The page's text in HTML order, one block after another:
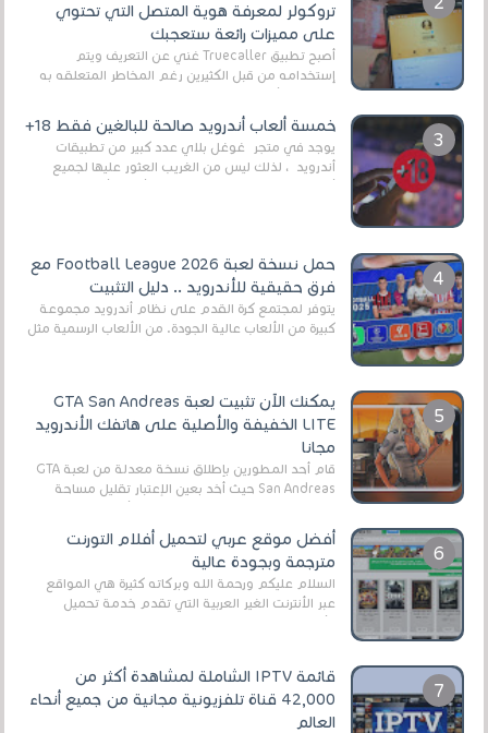
تروكولر لمعرفة هوية المتصل التي تحتوي
على مميزات رائعة ستعجبك
أصبح تطبيق Truecaller غني عن التعريف ويتم
إستخدامه من قبل الكثيرين رغم المخاطر المتعلقه به
خمسة ألعاب أندرويد صالحة للبالغين فقط 18+
يوجد في متجر غوغل بلاي عدد كبير من تطبيقات
أندرويد ، لذلك ليس من الغريب العثور عليها لجميع
حمل نسخة لعبة Football League 2026 مع
فرق حقيقية للأندرويد .. دليل التثبيت
يتوفر لمجتمع كرة القدم على نظام أندرويد مجموعة
كبيرة من الألعاب عالية الجودة. من الألعاب الرسمية مثل
يمكنك الآن تثبيت لعبة GTA San Andreas
LITE الخفيفة والأصلية على هاتفك الأندرويد
مجانا
قام أحد المطورين بإطلاق نسخة معدلة من لعبة GTA
San Andreas حيث أخد بعين الإعتبار تقليل مساحة
أفضل موقع عربي لتحميل أفلام التورنت
مترجمة وبجودة عالية
السلام عليكم ورحمة الله وبركاته كثيرة هي المواقع
عبر الأنترنت الغير العربية التي تقدم خدمة تحميل
الأفلام على التورنت ، ومعظم هذه المواقع ل...
قائمة IPTV الشاملة لمشاهدة أكثر من
42,000 قناة تلفزيونية مجانية من جميع أنحاء
العالم